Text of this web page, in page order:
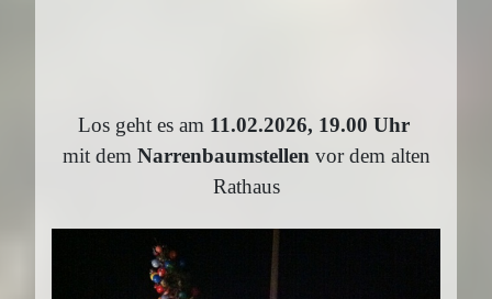
Los geht es am 11.02.2026, 19.00 Uhr
mit dem Narrenbaumstellen vor dem alten
Rathaus